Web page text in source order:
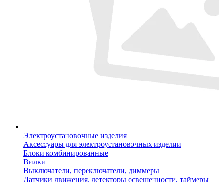
Электроустановочные изделия
Аксессуары для электроустановочных изделий
Блоки комбинированные
Вилки
Выключатели, переключатели, диммеры
Датчики движения, детекторы освещенности, таймеры